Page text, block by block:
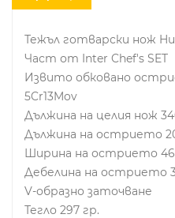
Тежъл готварски нож
Част от Inter Chef's SET
Извито обковано
5Cr13Mov
Дължина на целия нож
Дължина на острието
Ширина на острието
Дебелина на острието
V-образно заточване
Тегло 297 гр.